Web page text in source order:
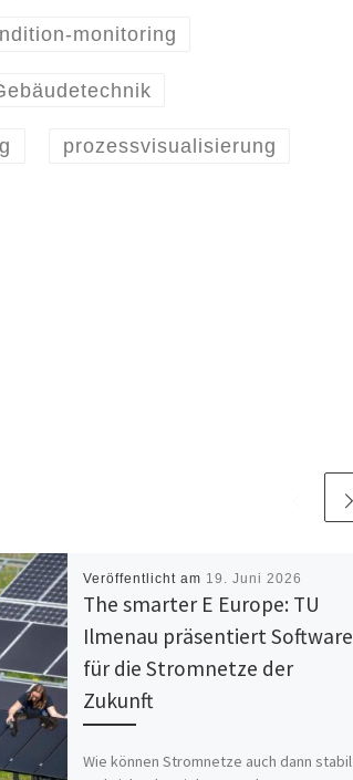
monitoring
prozessvisualisierung
Veröffentlicht am 19. Juni 2026
The smarter E Europe: TU
Ilmenau präsentiert Software
für die Stromnetze der
Zukunft
Wie können Stromnetze auch dann stabil